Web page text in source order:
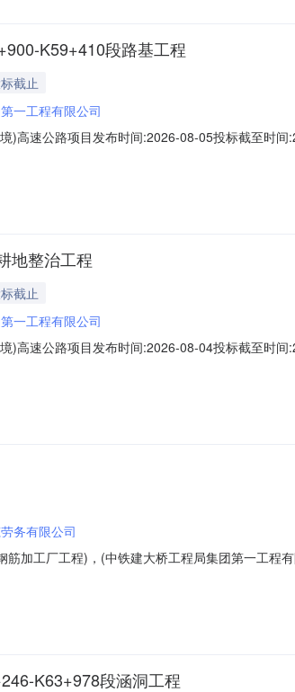
K59+410段路基工程
截止
一工程有限公司
)高速公路项目发布时间:2026-08-05投标截至时
有限公司江泸宜高速公路
地整治工程
截止
一工程有限公司
)高速公路项目发布时间:2026-08-04投标截至时
信息1.项目概况江津经泸州至宜宾（四川境）高
务有限公司
加工厂工程)，(中铁建大桥工程局集团第一工程
K63+978段涵洞工程